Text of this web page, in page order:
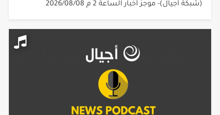
(شبكة أجيال)- موجز أخبار الساعة 2 م 2026/08/08